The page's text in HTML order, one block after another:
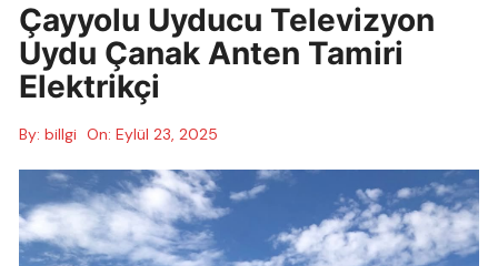
Çayyolu Uyducu Televizyon
Uydu Çanak Anten Tamiri
Elektrikçi
By: billgi On:Eylül 23, 2025